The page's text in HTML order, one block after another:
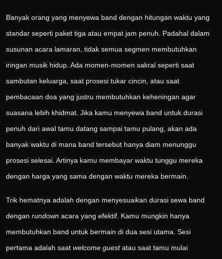
Banyak orang yang menyewa band dengan hitungan waktu yang
standar seperti paket tiga atau empat jam penuh. Padahal dalam
susunan acara lamaran, tidak semua segmen membutuhkan
iringan musik hidup. Ada momen-momen sakral seperti saat
sambutan keluarga, saat prosesi tukar cincin, atau saat
pembacaan doa yang justru membutuhkan keheningan agar
suasana lebih khidmat. Jika kamu menyewa band untuk durasi
penuh dari awal tamu datang sampai tamu pulang, akan ada
banyak waktu di mana band tersebut hanya diam menunggu
prosesi selesai. Artinya kamu membayar waktu tunggu mereka
dengan harga yang sama dengan waktu mereka bermain.
Trik hematnya adalah dengan menyesuaikan durasi sewa band
dengan rundown acara yang efektif. Kamu mungkin hanya
membutuhkan band untuk bermain di dua sesi utama. Sesi
pertama adalah saat welcome guestatau saat tamu mulai